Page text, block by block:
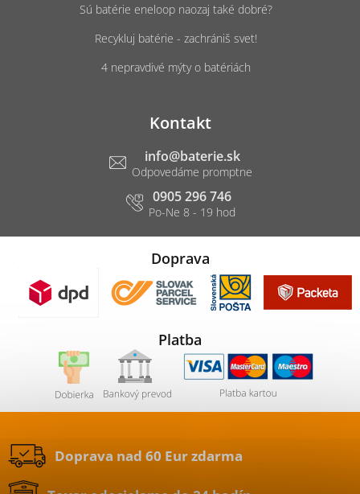
Sú batérie eneloop naozaj také dobré?
Recykluj batérie - zachrániš svet!
4 nepravdivé mýty o batériách
Kontakt
info@baterie.sk
0905 296 746
Doprava
Platba
Doprava nad 60 Eur zdarma